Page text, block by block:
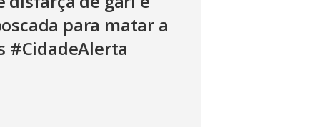
para matar a
#CidadeAlerta